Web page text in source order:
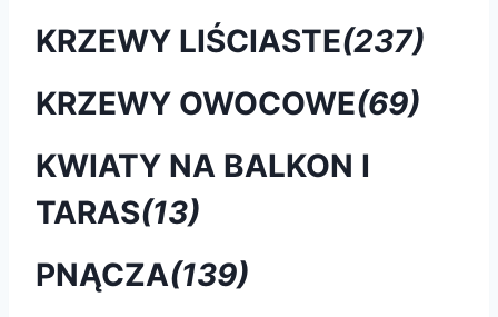
KRZEWY LIŚCIASTE(237)
KRZEWY OWOCOWE(69)
KWIATY NA BALKON I
TARAS(13)
PNĄCZA(139)